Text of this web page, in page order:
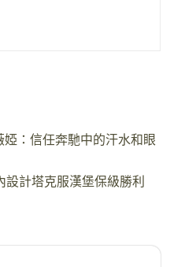
婭：信任奔馳中的汗水和眼
計塔克服漢堡保級勝利